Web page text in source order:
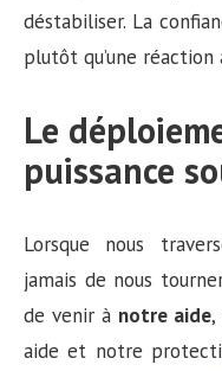
déstabiliser. La
plutôt qu’une réaction
Le
puissance
Lorsque nous
jamais de nous
de venir à notre aide,
aide et notre